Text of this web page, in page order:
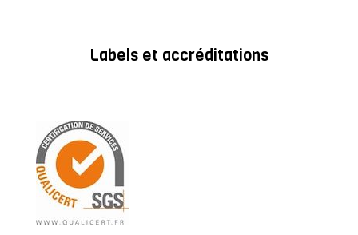
Labels et accréditations